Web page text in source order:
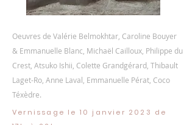
Oeuvres de Valérie Belmokhtar, Caroline Bouyer
& Emmanuelle Blanc, Michaël Cailloux, Philippe du
Crest, Atsuko Ishii, Colette Grandgérard, Thibault
Laget-Ro, Anne Laval, Emmanuelle Pérat, Coco
Téxèdre.
Vernissage le 10 janvier 2023 de